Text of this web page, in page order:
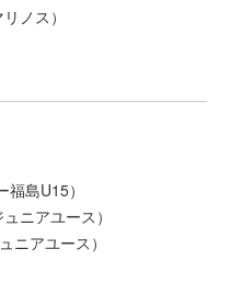
ノス）
島U15）
ニアユース）
アユース）